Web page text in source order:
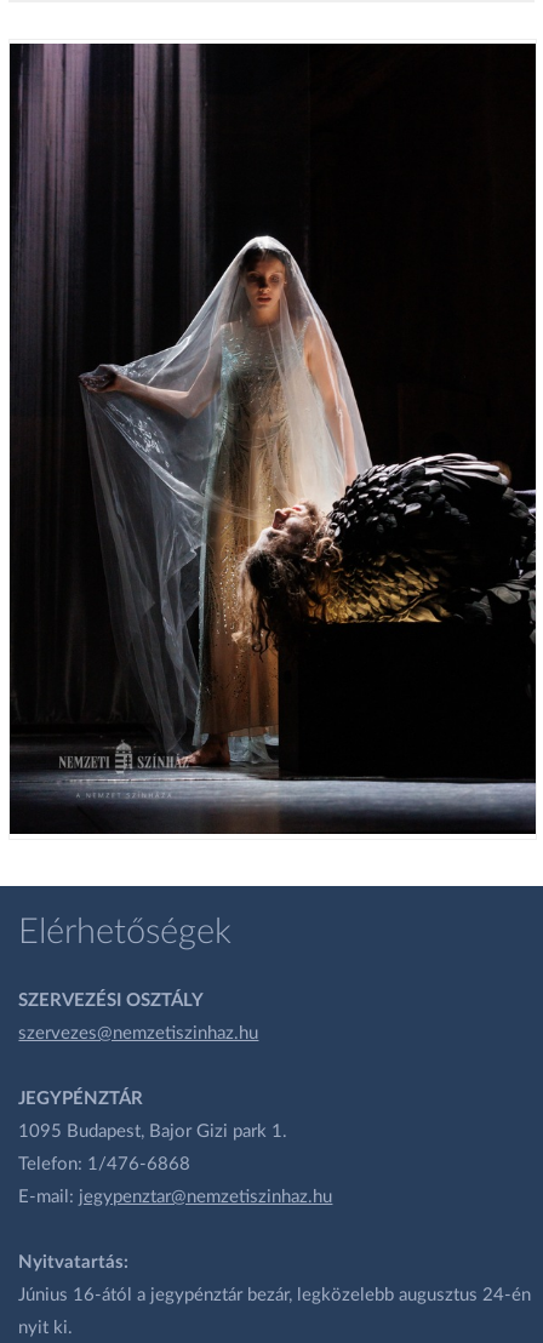
Elérhetőségek
SZERVEZÉSI OSZTÁLY
szervezes@nemzetiszinhaz.hu
JEGYPÉNZTÁR
1095 Budapest, Bajor Gizi park 1.
Telefon: 1/476-6868
E-mail: jegypenztar@nemzetiszinhaz.hu
Nyitvatartás:
Június 16-ától a jegypénztár bezár, legközelebb augusztus 24-én
nyit ki.